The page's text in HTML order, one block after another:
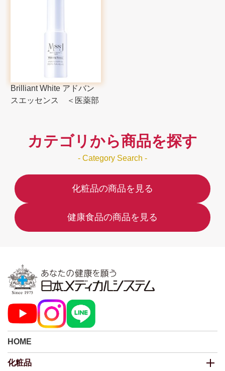
Brilliant White アドバン
スエッセンス ＜医薬部
カテゴリから商品を探す
- Category Search -
化粧品の商品を見る
健康食品の商品を見る
HOME
化粧品